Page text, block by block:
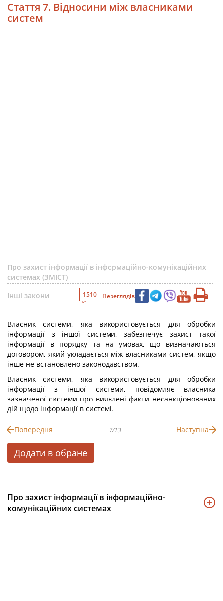
Стаття 7. Відносини між власниками
систем
Про захист інформації в інформаційно-комунікаційних
системах (ЗМІСТ)
Інші закони
1510 Переглядів
Власник системи, яка використовується для обробки
інформації з іншої системи, забезпечує захист такої
інформації в порядку та на умовах, що визначаються
договором, який укладається між власниками систем, якщо
інше не встановлено законодавством.
Власник системи, яка використовується для обробки
інформації з іншої системи, повідомляє власника
зазначеної системи про виявлені факти несанкціонованих
дій щодо інформації в системі.
Попередня 7/13 Наступна
Додати в обране
Про захист інформації в інформаційно-
комунікаційних системах